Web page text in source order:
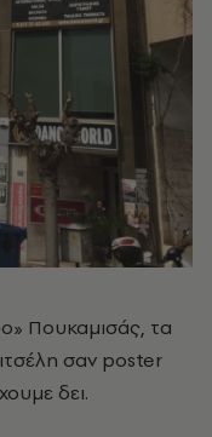
Πουκαμισάς, τα
σαν poster
δει.